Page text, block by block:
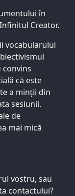
în
Creator.
vocabularului
convins
că este
a minții din
sesiunii.
de
mai mică
vostru, sau
contactului?